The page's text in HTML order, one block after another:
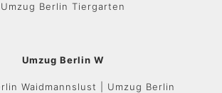
Umzug Berlin Tiergarten
Umzug Berlin W
Waidmannslust | Umzug Berlin